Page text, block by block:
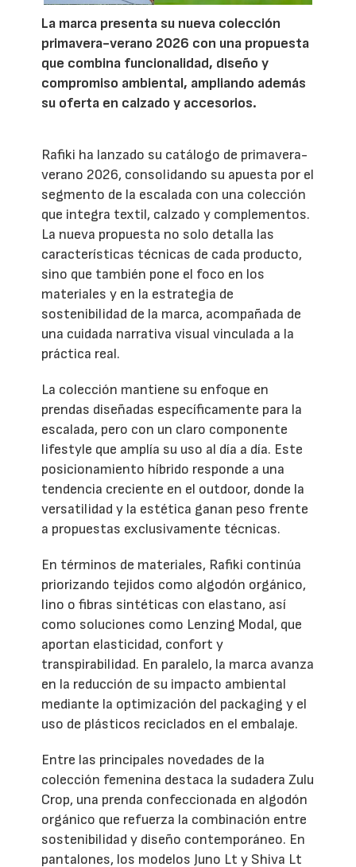
La marca presenta su nueva colección
primavera-verano 2026 con una propuesta
que combina funcionalidad, diseño y
compromiso ambiental, ampliando además
su oferta en calzado y accesorios.
Rafiki ha lanzado su catálogo de primavera-
verano 2026, consolidando su apuesta por el
segmento de la escalada con una colección
que integra textil, calzado y complementos.
La nueva propuesta no solo detalla las
características técnicas de cada producto,
sino que también pone el foco en los
materiales y en la estrategia de
sostenibilidad de la marca, acompañada de
una cuidada narrativa visual vinculada a la
práctica real.
La colección mantiene su enfoque en
prendas diseñadas específicamente para la
escalada, pero con un claro componente
lifestyle que amplía su uso al día a día. Este
posicionamiento híbrido responde a una
tendencia creciente en el outdoor, donde la
versatilidad y la estética ganan peso frente
a propuestas exclusivamente técnicas.
En términos de materiales, Rafiki continúa
priorizando tejidos como algodón orgánico,
lino o fibras sintéticas con elastano, así
como soluciones como Lenzing Modal, que
aportan elasticidad, confort y
transpirabilidad. En paralelo, la marca avanza
en la reducción de su impacto ambiental
mediante la optimización del packaging y el
uso de plásticos reciclados en el embalaje.
Entre las principales novedades de la
colección femenina destaca la sudadera Zulu
Crop, una prenda confeccionada en algodón
orgánico que refuerza la combinación entre
sostenibilidad y diseño contemporáneo. En
pantalones, los modelos Juno Lt y Shiva Lt